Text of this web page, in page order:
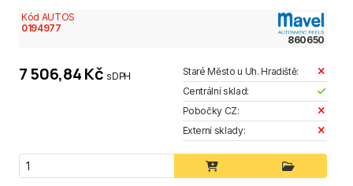
Kód AUTOS
0194977
860650
7 506,84 Kč s DPH
Staré Město u Uh. Hradiště:
Centrální sklad:
Pobočky CZ:
Externí sklady: